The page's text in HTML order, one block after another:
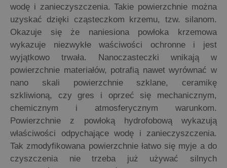
wodę i zanieczyszczenia. Takie powierzchnie można
uzyskać dzięki cząsteczkom krzemu, tzw. silanom.
Okazuje się że naniesiona powłoka krzemowa
wykazuje niezwykłe waściwości ochronne i jest
wyjątkowo trwała. Nanoczasteczki wnikają w
powierzchnie materiałów, potrafią nawet wyrównać w
nano skali powierzchnie szklane, ceramikę
szkliwioną, czy gres i oprzeć się mechanicznym,
chemicznym i atmosferycznym warunkom.
Powierzchnie z powłoką hydrofobową wykazują
właściwości odpychające wodę i zanieczyszczenia.
Tak zmodyfikowana powierzchnie łatwo się myje a do
czyszczenia nie trzeba już używać silnych